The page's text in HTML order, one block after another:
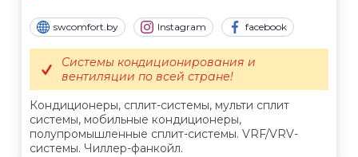
swcomfort.by Instagram facebook
Кондиционеры, сплит-системы, мульти сплит
системы, мобильные кондиционеры,
полупромышленные сплит-системы. VRF/VRV-
системы. Чиллер-фанкойл.
Системы кондиционирования и
вентиляции по всей стране!